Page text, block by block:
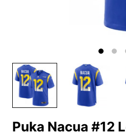
Puka Nacua #12